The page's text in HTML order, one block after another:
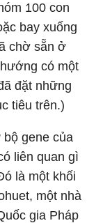
100 con
bay xuống
chờ sẵn ở
có một
đặt những
tiêu trên.)
gene của
liên quan gì
là một khối
một nhà
gia Pháp